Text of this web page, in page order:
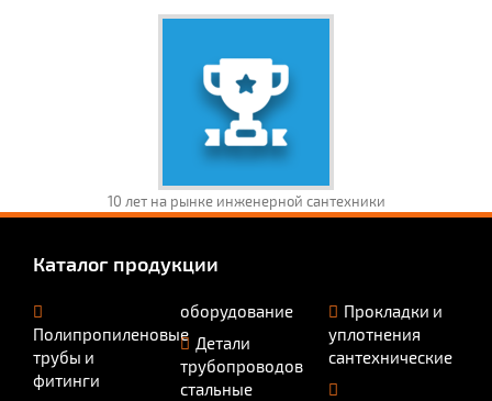
10 лет на рынке инженерной сантехники
Каталог продукции
Полипропиленовые
трубы и
фитинги
оборудование
Детали
трубопроводов
стальные
Прокладки и
уплотнения
сантехнические